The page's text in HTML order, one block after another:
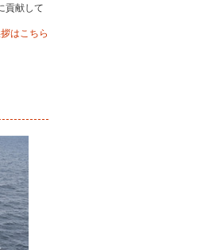
貢献して
はこちら